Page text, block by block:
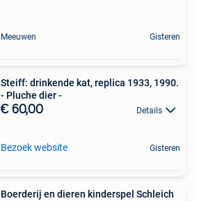
Meeuwen Gisteren
Steiff: drinkende kat, replica 1933, 1990.
- Pluche dier -
€ 60,00 Details
Bezoek website Gisteren
Boerderij en dieren kinderspel Schleich